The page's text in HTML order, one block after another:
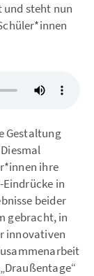
steht nun
Gestaltung
ihre
in
beider
gebracht, in
innovativen